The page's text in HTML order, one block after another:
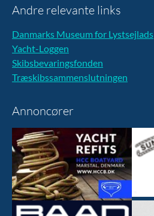
Andre relevante links
Danmarks Museum for Lystsejlads
Yacht-Loggen
Skibsbevaringsfonden
Træskibssammenslutningen
Annoncører